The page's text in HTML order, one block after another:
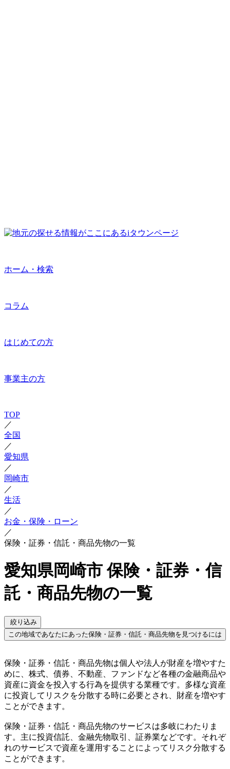
ホーム・検索
コラム
はじめての方
事業主の方
TOP
／
全国
／
愛知県
／
岡崎市
／
生活
／
お金・保険・ローン
／
保険・証券・信託・商品先物の一覧
愛知県岡崎市 保険・証券・信
託・商品先物の一覧
絞り込み
この地域であなたにあった保険・証券・信託・商品先物を見つけるには
保険・証券・信託・商品先物は個人や法人が財産を増やすた
めに、株式、債券、不動産、ファンドなど各種の金融商品や
資産に資金を投入する行為を提供する業種です。多様な資産
に投資してリスクを分散する時に必要とされ、財産を増やす
ことができます。
保険・証券・信託・商品先物のサービスは多岐にわたりま
す。主に投資信託、金融先物取引、証券業などです。それぞ
れのサービスで資産を運用することによってリスク分散する
ことができます。